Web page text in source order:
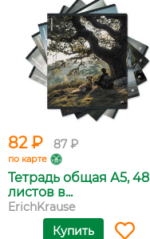
82 ₽ 87 ₽
по карте
Тетрадь общая А5, 48
листов в...
ErichKrause
Купить